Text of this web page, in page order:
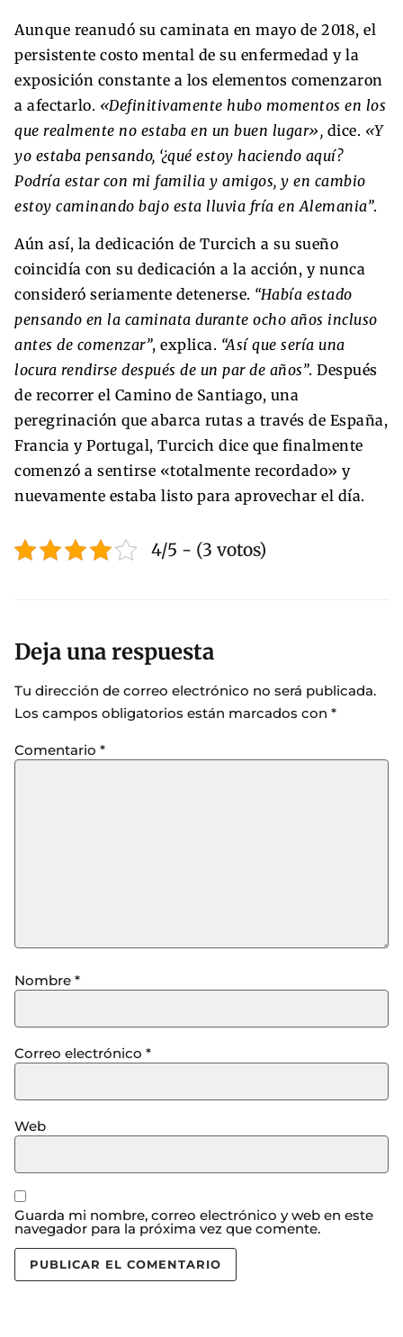
Aunque reanudó su caminata en mayo de 2018, el
persistente costo mental de su enfermedad y la
exposición constante a los elementos comenzaron
a afectarlo. «Definitivamente hubo momentos en los
que realmente no estaba en un buen lugar», dice. «Y
yo estaba pensando, ‘¿qué estoy haciendo aquí?
Podría estar con mi familia y amigos, y en cambio
estoy caminando bajo esta lluvia fría en Alemania”.
Aún así, la dedicación de Turcich a su sueño
coincidía con su dedicación a la acción, y nunca
consideró seriamente detenerse. “Había estado
pensando en la caminata durante ocho años incluso
antes de comenzar”, explica. “Así que sería una
locura rendirse después de un par de años”. Después
de recorrer el Camino de Santiago, una
peregrinación que abarca rutas a través de España,
Francia y Portugal, Turcich dice que finalmente
comenzó a sentirse «totalmente recordado» y
nuevamente estaba listo para aprovechar el día.
4/5 - (3 votos)
Deja una respuesta
Tu dirección de correo electrónico no será publicada.
Los campos obligatorios están marcados con *
Comentario *
Nombre *
Correo electrónico *
Web
Guarda mi nombre, correo electrónico y web en este
navegador para la próxima vez que comente.